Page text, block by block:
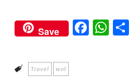
Save
F
W
Travel wol